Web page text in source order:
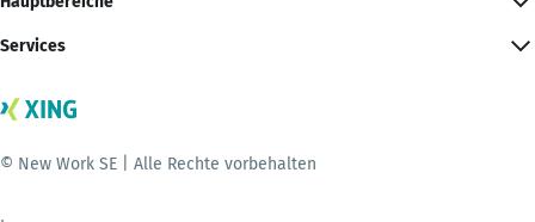
Services
© New Work SE | Alle Rechte vorbehalten